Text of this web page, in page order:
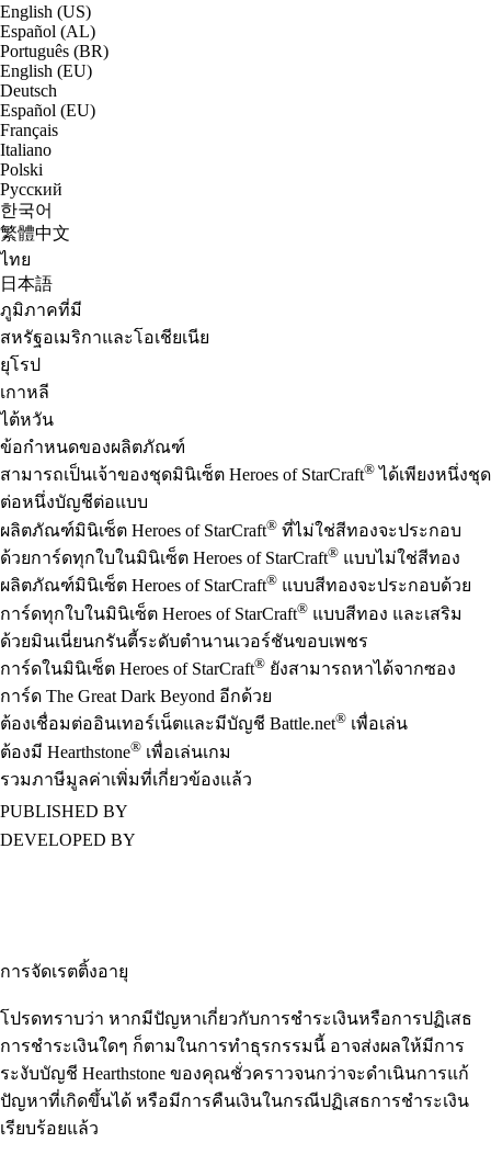
English (US)
Español (AL)
Português (BR)
English (EU)
Deutsch
Español (EU)
Français
Italiano
Polski
Русский
한국어
繁體中文
ไทย
日本語
ภูมิภาคที่มี
สหรัฐอเมริกาและโอเชียเนีย
ยุโรป
เกาหลี
ไต้หวัน
ข้อกำหนดของผลิตภัณฑ์
สามารถเป็นเจ้าของชุดมินิเซ็ต Heroes of StarCraft® ได้เพียงหนึ่งชุด
ต่อหนึ่งบัญชีต่อแบบ
ผลิตภัณฑ์มินิเซ็ต Heroes of StarCraft® ที่ไม่ใช่สีทองจะประกอบ
ด้วยการ์ดทุกใบในมินิเซ็ต Heroes of StarCraft® แบบไม่ใช่สีทอง
ผลิตภัณฑ์มินิเซ็ต Heroes of StarCraft® แบบสีทองจะประกอบด้วย
การ์ดทุกใบในมินิเซ็ต Heroes of StarCraft® แบบสีทอง และเสริม
ด้วยมินเนี่ยนกรันตี้ระดับตำนานเวอร์ชันขอบเพชร
การ์ดในมินิเซ็ต Heroes of StarCraft® ยังสามารถหาได้จากซอง
การ์ด The Great Dark Beyond อีกด้วย
ต้องเชื่อมต่ออินเทอร์เน็ตและมีบัญชี Battle.net® เพื่อเล่น
ต้องมี Hearthstone® เพื่อเล่นเกม
รวมภาษีมูลค่าเพิ่มที่เกี่ยวข้องแล้ว
PUBLISHED BY
DEVELOPED BY
การจัดเรตติ้งอายุ
โปรดทราบว่า หากมีปัญหาเกี่ยวกับการชำระเงินหรือการปฏิเสธ
การชำระเงินใดๆ ก็ตามในการทำธุรกรรมนี้ อาจส่งผลให้มีการ
ระงับบัญชี Hearthstone ของคุณชั่ว คราวจนกว่าจะดำเนินการแก้
ปัญหาที่เกิดขึ้นได้ หรือมีการคืนเงินในกรณีปฏิเสธการชำระเงิน
เรียบร้อยแล้ว